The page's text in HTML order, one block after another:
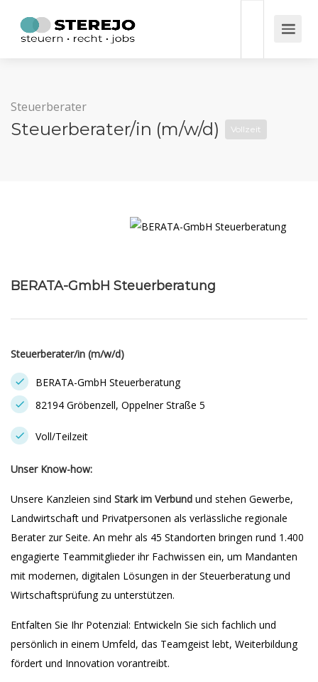
Steuerberater
Steuerberater/in (m/w/d) Vollzeit
BERATA-GmbH Steuerberatung
Steuerberater/in (m/w/d)
BERATA-GmbH Steuerberatung
82194 Gröbenzell, Oppelner Straße 5
Voll/Teilzeit
Unser Know-how:
Unsere Kanzleien sind Stark im Verbund und stehen Gewerbe,
Landwirtschaft und Privatpersonen als verlässliche regionale
Berater zur Seite. An mehr als 45 Standorten bringen rund 1.400
engagierte Teammitglieder ihr Fachwissen ein, um Mandanten
mit modernen, digitalen Lösungen in der Steuerberatung und
Wirtschaftsprüfung zu unterstützen.
Entfalten Sie Ihr Potenzial: Entwickeln Sie sich fachlich und
persönlich in einem Umfeld, das Teamgeist lebt, Weiterbildung
fördert und Innovation vorantreibt.